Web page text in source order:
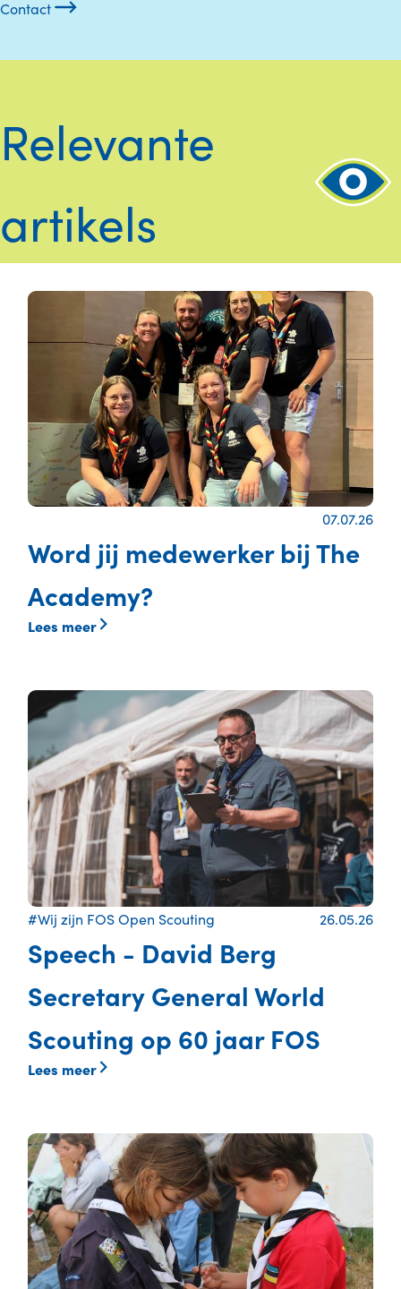
Contact
Relevante
artikels
Word jij medewerker bij The
Academy?
07.07.26
Lees meer
Speech - David Berg
Secretary General World
Scouting op 60 jaar FOS
#Wij zijn FOS Open Scouting 26.05.26
Lees meer